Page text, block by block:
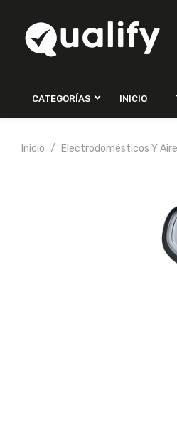
CATEGORÍAS INICIO
Inicio Electrodomésticos Y